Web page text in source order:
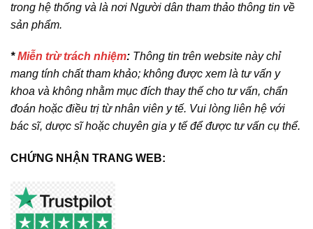
trong hệ thống và là nơi Người dân tham thảo thông tin về
sản phẩm.
*Miễn trừ trách nhiệm: Thông tin trên website này chỉ
mang tính chất tham khảo; không được xem là tư vấn y
khoa và không nhằm mục đích thay thế cho tư vấn, chẩn
đoán hoặc điều trị từ nhân viên y tế. Vui lòng liên hệ với
bác sĩ, dược sĩ hoặc chuyên gia y tế để được tư vấn cụ thể.
CHỨNG NHẬN TRANG WEB: